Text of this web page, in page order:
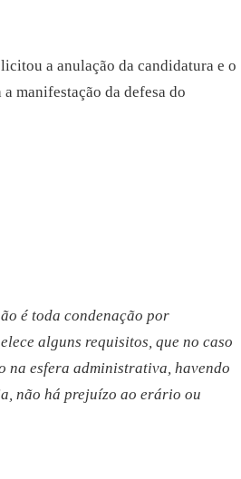
a anulação da candidatura e o
manifestação da defesa do
é toda condenação por
alguns requisitos, que no caso
na esfera administrativa, havendo
não há prejuízo ao erário ou